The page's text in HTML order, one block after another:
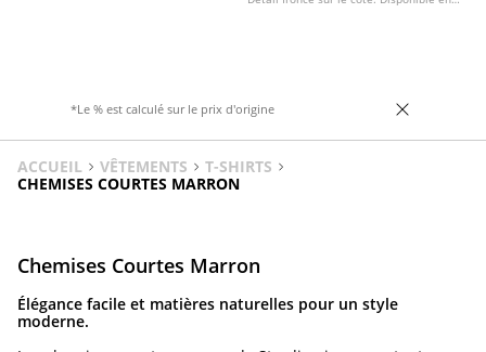
*Le % est calculé sur le prix d'origine
ACCUEIL VÊTEMENTS
T-SHIRTS
CHEMISES COURTES MARRON
Chemises Courtes Marron
Élégance facile et matières naturelles pour un style
moderne.